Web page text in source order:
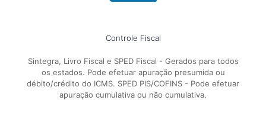
Controle Fiscal
Sintegra, Livro Fiscal e SPED Fiscal - Gerados para todos
os estados. Pode efetuar apuração presumida ou
débito/crédito do ICMS. SPED PIS/COFINS - Pode efetuar
apuração cumulativa ou não cumulativa.